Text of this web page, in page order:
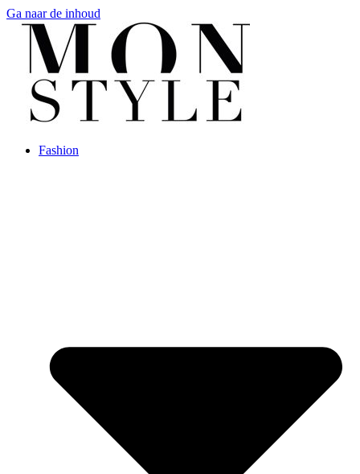
Ga naar de inhoud
Fashion